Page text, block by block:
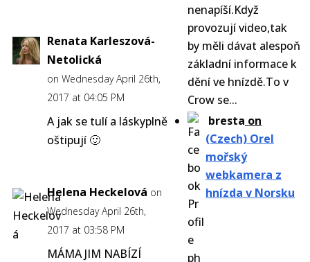
nenapíší.Když
provozují video,tak
by měli dávat alespoň
základní informace k
dění ve hnízdě.To v
Crow se...
bresta on
(Czech) Orel
mořský
webkamera z
hnízda v Norsku
Renata Karleszová-
Netolická
on Wednesday April 26th,
2017 at 04:05 PM
A jak se tulí a láskyplně
oštipují 🙂
Helena Heckelová on
Wednesday April 26th,
2017 at 03:58 PM
MÁMA JIM NABÍZÍ